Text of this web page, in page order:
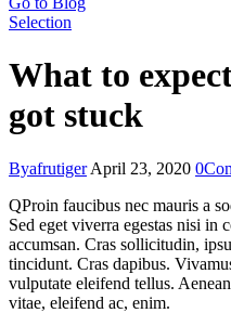
Selection
What to
got stuck
Byafrutiger April 23, 2020 0
QProin faucibus nec mauris a
Sed eget viverra egestas nisi in
accumsan. Cras sollicitudin,
tincidunt. Cras dapibus.
vulputate eleifend tellus.
vitae, eleifend ac, enim.